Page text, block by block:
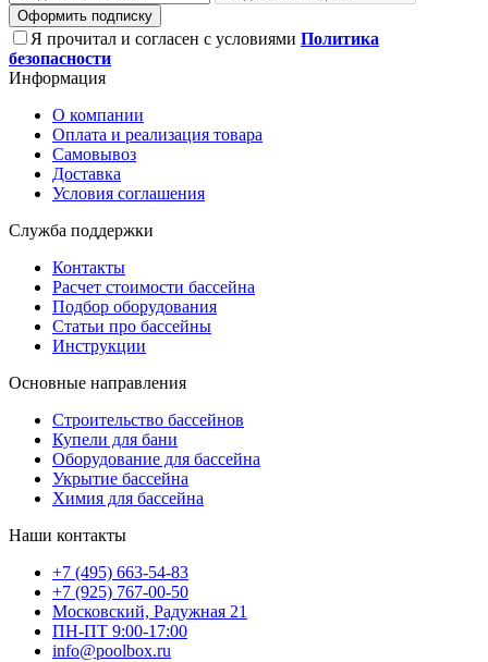
Оформить подписку
Я прочитал и согласен с условиями Политика
безопасности
Информация
О компании
Оплата и реализация товара
Самовывоз
Доставка
Условия соглашения
Служба поддержки
Контакты
Расчет стоимости бассейна
Подбор оборудования
Статьи про бассейны
Инструкции
Основные направления
Строительство бассейнов
Купели для бани
Оборудование для бассейна
Укрытие бассейна
Химия для бассейна
Наши контакты
+7 (495) 663-54-83
+7 (925) 767-00-50
Московский, Радужная 21
ПН-ПТ 9:00-17:00
info@poolbox.ru